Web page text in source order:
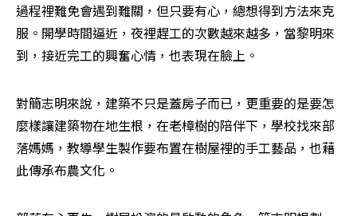
過程裡難免會遇到難關，但只要有心，總想得到方法來克
服。開學時間逼近，夜裡趕工的次數越來越多，當黎明來
到，接近完工的興奮心情，也表現在臉上。
對簡志明來說，建築不只是蓋房子而已，更重要的是要怎
麼樣讓建築物在地生根，在老樟樹的陪伴下，學校找來部
落媽媽，教導學生製作要布置在樹屋裡的手工藝品，也藉
此傳承布農文化。